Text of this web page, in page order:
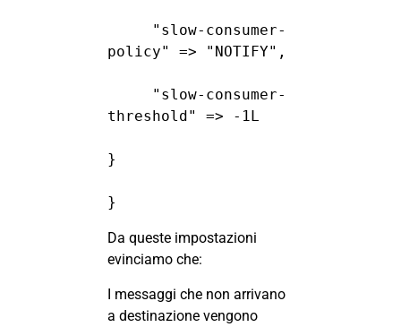
"slow-consumer-
policy" => "NOTIFY",
"slow-consumer-
threshold" => -1L
}
}
Da queste impostazioni
evinciamo che:
I messaggi che non arrivano
a destinazione vengono